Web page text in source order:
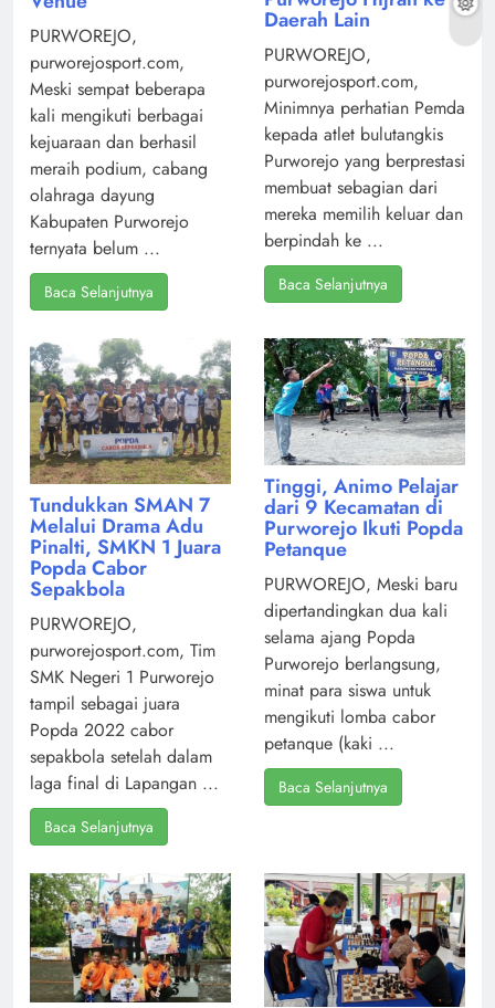
PURWOREJO,
purworejosport.com,
Meski sempat beberapa
kali mengikuti berbagai
kejuaraan dan berhasil
meraih podium, cabang
olahraga dayung
Kabupaten Purworejo
ternyata belum ...
Baca Selanjutnya
Daerah Lain
PURWOREJO,
purworejosport.com,
Minimnya perhatian Pemda
kepada atlet bulutangkis
Purworejo yang berprestasi
membuat sebagian dari
mereka memilih keluar dan
berpindah ke ...
Baca Selanjutnya
Tundukkan SMAN 7
Melalui Drama Adu
Pinalti, SMKN 1 Juara
Popda Cabor
Sepakbola
PURWOREJO,
purworejosport.com, Tim
SMK Negeri 1 Purworejo
tampil sebagai juara
Popda 2022 cabor
sepakbola setelah dalam
laga final di Lapangan ...
Baca Selanjutnya
Tinggi, Animo Pelajar
dari 9 Kecamatan di
Purworejo Ikuti Popda
Petanque
PURWOREJO, Meski baru
dipertandingkan dua kali
selama ajang Popda
Purworejo berlangsung,
minat para siswa untuk
mengikuti lomba cabor
petanque (kaki ...
Baca Selanjutnya